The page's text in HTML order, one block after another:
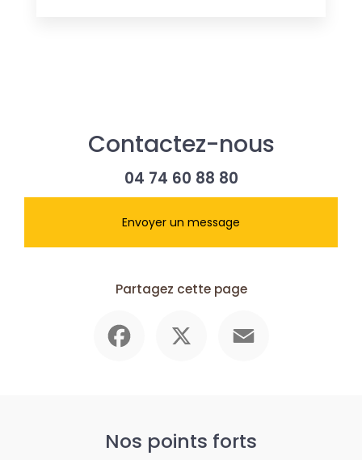
Contactez-nous
04 74 60 88 80
Envoyer un message
Partagez cette page
Nos points forts